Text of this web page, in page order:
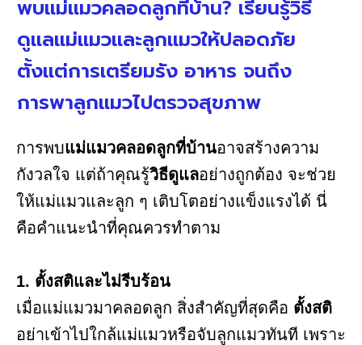
พบแม่แมวคลอดลูกที่บ้าน? เรียนรู้วิธี
ดูแลแม่แมวและลูกแมวให้ปลอดภัย
ตั้งแต่การเตรียมรัง อาหาร จนถึง
การพาลูกแมวไปตรวจสุขภาพ
การพบแม่แมวคลอดลูกที่บ้านอาจสร้างความ
กังวลใจ แต่ถ้าคุณรู้วิธีดูแลอย่างถูกต้อง จะช่วย
ให้แม่แมวและลูก ๆ เติบโตอย่างแข็งแรงได้ นี่
คือคำแนะนำที่คุณควรทำตาม
1. ตั้งสติและไม่รีบร้อน
เมื่อแม่แมวมาคลอดลูก สิ่งสำคัญที่สุดคือ ตั้งสติ
อย่าเข้าไปใกล้แม่แมวหรือจับลูกแมวทันที เพราะ